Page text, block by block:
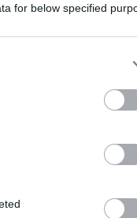
for below specified